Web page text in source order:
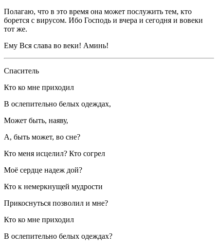
Полагаю, что в это время она может послужить тем, кто
борется с вирусом. Ибо Господь и вчера и сегодня и вовеки
тот же.
Ему Вся слава во веки! Аминь!
Cпаситель
Кто ко мне приходил
В ослепительно белых одеждах,
Может быть, наяву,
А, быть может, во сне?
Кто меня исцелил? Кто согрел
Моё сердце надеж дой?
Кто к немеркнущей мудрости
Прикоснуться позволил и мне?
Кто ко мне приходил
В ослепительно белых одеждах?